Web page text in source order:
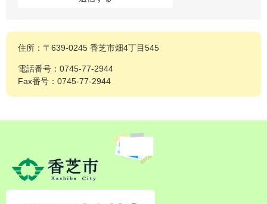
住所：〒639-0245 香芝市畑4丁目545
電話番号：0745-77-2944
Fax番号：0745-77-2944